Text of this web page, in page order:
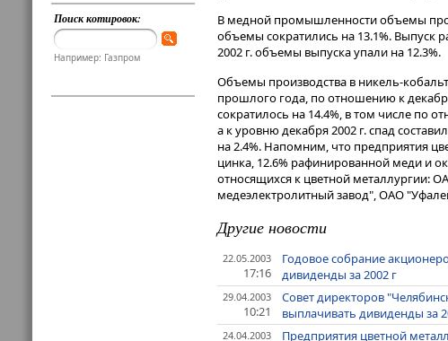
Поиск котировок:
Например: Газпром
В медной промышленности объемы
объемы сократились на 13.1%. Выпуск
2002 г. объемы выпуска упали на 12.3%.
Объемы производства в никель-
прошлого года, по отношению к
сократилось на 14.4%, в том числе по
а к уровню декабря 2002 г. спад
на 2.4%. Напомним, что предприятия
цинка, 12.6% рафинированной меди и
относящихся к цветной металлургии:
медеэлектролитный завод", ОАО
Другие новости
22.05.2003
17:16
Годовое собрание
дивиденды за 2002 г
29.04.2003
10:21
Совет директоров
выплачивать дивиденды за
24.04.2003 Предприятия цветной